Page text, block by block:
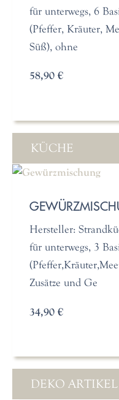
für unterwegs, 6
(Pfeffer, Kräuter,
Süß), ohne
58,90 €
KÜCHE
Hersteller:
für unterwegs, 3
Zusätze und Ge
34,90 €
DEKO ARTIKEL